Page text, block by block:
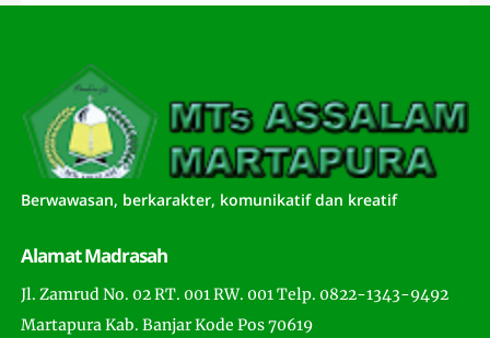
Berwawasan, berkarakter, komunikatif dan kreatif
Alamat Madrasah
Jl. Zamrud No. 02 RT. 001 RW. 001 Telp. 0822-1343-9492
Martapura Kab. Banjar Kode Pos 70619